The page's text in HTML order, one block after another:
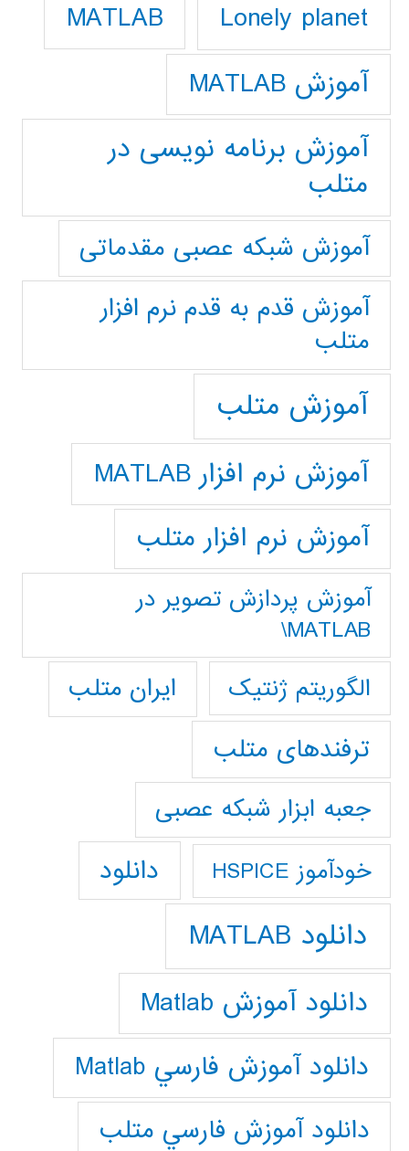
Lonely planet
MATLAB
آموزش MATLAB
آموزش برنامه نویسی در
متلب
آموزش شبکه عصبی مقدماتی
آموزش قدم به قدم نرم افزار
متلب
آموزش متلب
آموزش نرم افزار MATLAB
آموزش نرم افزار متلب
آموزش پردازش تصوير در
MATLAB\
الگوریتم ژنتیک
ایران متلب
ترفندهای متلب
جعبه ابزار شبکه عصبی
خودآموز HSPICE دانلود
دانلود MATLAB
دانلود آموزش Matlab
دانلود آموزش فارسي Matlab
دانلود آموزش فارسي متلب